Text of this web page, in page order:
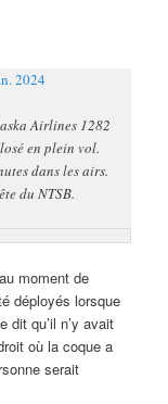
2024
Airlines 1282
en plein vol.
dans les airs.
du NTSB.
moment de
déployés lorsque
dit qu’il n’y avait
où la coque a
serait